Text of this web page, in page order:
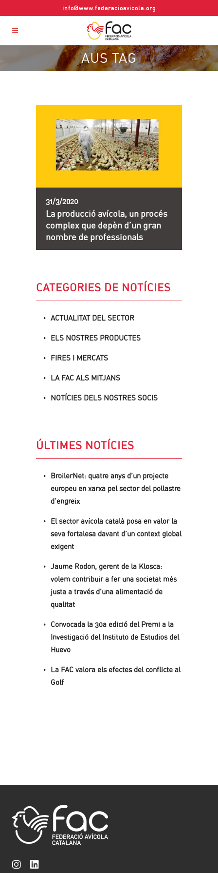
info@www.federacioavicola.org
AUS TAG
31/3/2020
La producció avícola, un procés
complex que depèn d’un gran
nombre de professionals
CATEGORIES DE NOTÍCIES
ACTUALITAT DEL SECTOR
ELS NOSTRES PRODUCTES
FIRES I MERCATS
LA FAC ALS MITJANS
NOTÍCIES DELS NOSTRES SOCIS
ÚLTIMES NOTÍCIES
BroilerNet: quatre anys d’un projecte
europeu en xarxa pel sector del pollastre
d’engreix
El sector avícola català posa en valor la
seva fortalesa davant d’un context global
exigent
Jaume Rodon, gerent de la Klosca:
volem contribuir a fer una societat més
justa a través d’una alimentació de
qualitat
Convocada la 30a edició del Premi a la
Investigació del Instituto de Estudios del
Huevo
La FAC valora els efectes del conflicte al
Golf